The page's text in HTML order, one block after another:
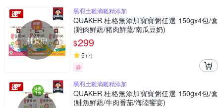
補貨中
黑羽土雞滴雞精添加
QUAKER 桂格無添加寶寶粥任選 150gx4包/盒
(雞肉鮮蔬/豬肉鮮蔬/南瓜豆奶)
$299
5 (7)
券
黑羽土雞滴雞精添加
QUAKER 桂格無添加寶寶粥任選 150gx4包/盒
(鮭魚鮮蔬/牛肉番茄/海陸饗宴)